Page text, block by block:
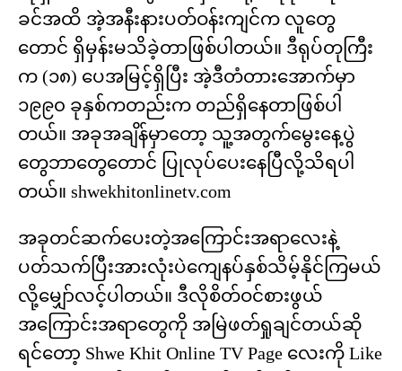
ခင်အထိ အဲ့အနီးနားပတ်ဝန်းကျင်က လူတွေ
တောင် ရှိမှန်းမသိခဲ့တာဖြစ်ပါတယ်။ ဒီရုပ်တုကြီး
က (၁၈) ပေအမြင့်ရှိပြီး အဲ့ဒီတံတားအောက်မှာ
၁၉၉၀ ခုနှစ်ကတည်းက တည်ရှိနေတာဖြစ်ပါ
တယ်။ အခုအချိန်မှာတော့ သူ့အတွက်မွေးနေ့ပွဲ
တွေဘာတွေတောင် ပြုလုပ်ပေးနေပြီလို့သိရပါ
တယ်။ shwekhitonlinetv.com
အခုတင်ဆက်ပေးတဲ့အကြောင်းအရာလေးနဲ့
ပတ်သက်ပြီးအားလုံးပဲကျေနပ်နှစ်သိမ့်နိုင်ကြမယ်
လို့မျှော်လင့်ပါတယ်။ ဒီလိုစိတ်ဝင်စားဖွယ်
အကြောင်းအရာတွေကို အမြဲဖတ်ရှုချင်တယ်ဆို
ရင်တော့ Shwe Khit Online TV Page လေးကို Like